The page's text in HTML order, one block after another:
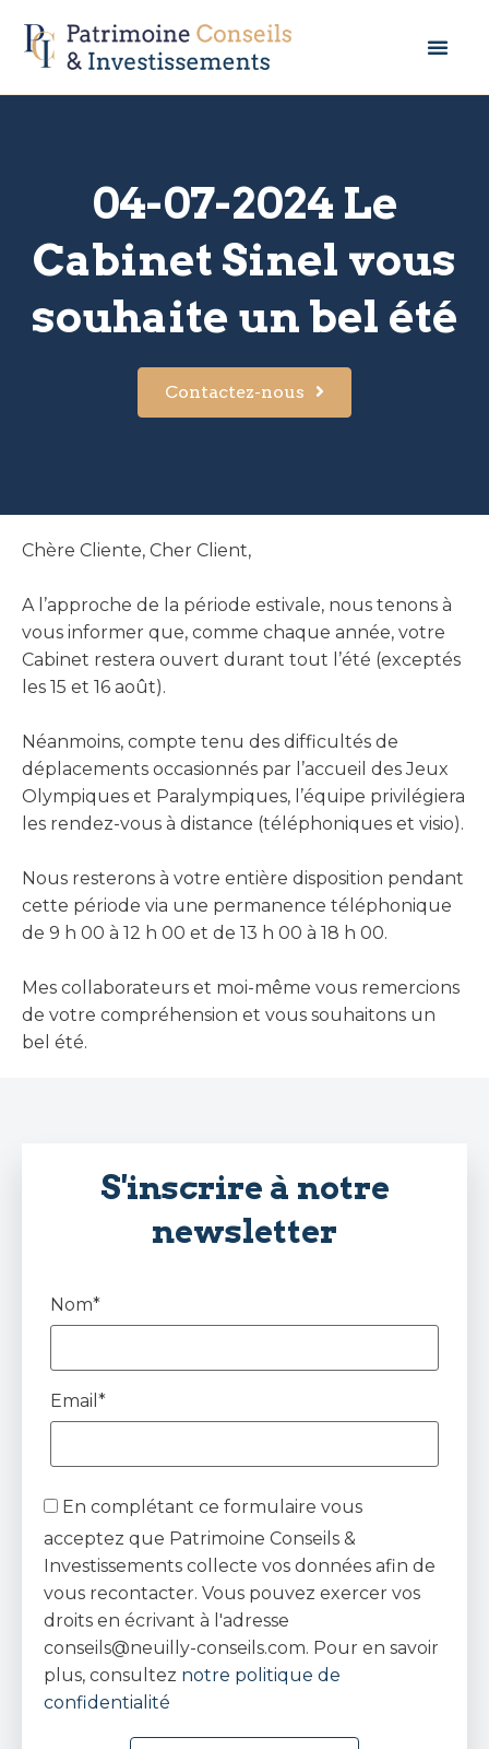
04-07-2024 Le
Cabinet Sinel vous
souhaite un bel été
Contactez-nous
Chère Cliente, Cher Client,
A l’approche de la période estivale, nous tenons à
vous informer que, comme chaque année, votre
Cabinet restera ouvert durant tout l’été (exceptés
les 15 et 16 août).
Néanmoins, compte tenu des difficultés de
déplacements occasionnés par l’accueil des Jeux
Olympiques et Paralympiques, l’équipe privilégiera
les rendez-vous à distance (téléphoniques et visio).
Nous resterons à votre entière disposition pendant
cette période via une permanence téléphonique
de 9 h 00 à 12 h 00 et de 13 h 00 à 18 h 00.
Mes collaborateurs et moi-même vous remercions
de votre compréhension et vous souhaitons un
bel été.
S'inscrire à notre
newsletter
Nom*
Email*
En complétant ce formulaire vous
acceptez que Patrimoine Conseils &
Investissements collecte vos données afin de
vous recontacter. Vous pouvez exercer vos
droits en écrivant à l'adresse
conseils@neuilly-conseils.com. Pour en savoir
plus, consultez notre politique de
confidentialité